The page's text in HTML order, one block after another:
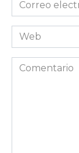
electrónico
*Web
Comentario